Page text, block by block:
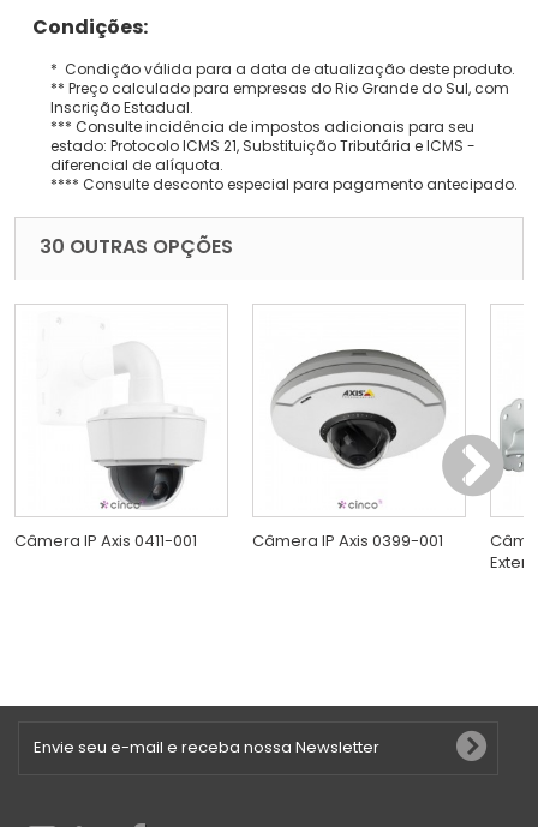
Condições:
* Condição válida para a data de atualização deste produto.
** Preço calculado para empresas do Rio Grande do Sul, com
Inscrição Estadual.
*** Consulte incidência de impostos adicionais para seu
estado: Protocolo ICMS 21, Substituição Tributária e ICMS -
diferencial de alíquota.
**** Consulte desconto especial para pagamento antecipado.
30 OUTRAS OPÇÕES
Câmera IP Axis 0411-001 Câmera IP Axis 0399-001